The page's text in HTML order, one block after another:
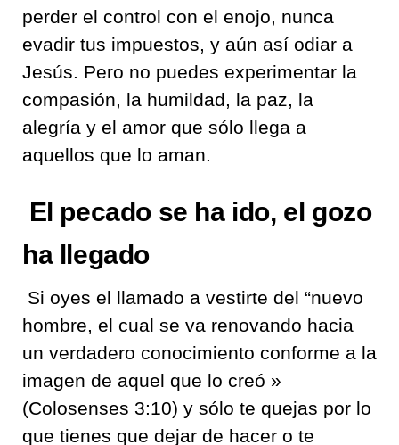
perder el control con el enojo, nunca
evadir tus impuestos, y aún así odiar a
Jesús. Pero no puedes experimentar la
compasión, la humildad, la paz, la
alegría y el amor que sólo llega a
aquellos que lo aman.
El pecado se ha ido, el gozo
ha llegado
Si oyes el llamado a vestirte del “nuevo
hombre, el cual se va renovando hacia
un verdadero conocimiento conforme a la
imagen de aquel que lo creó »
(Colosenses 3:10) y sólo te quejas por lo
que tienes que dejar de hacer o te